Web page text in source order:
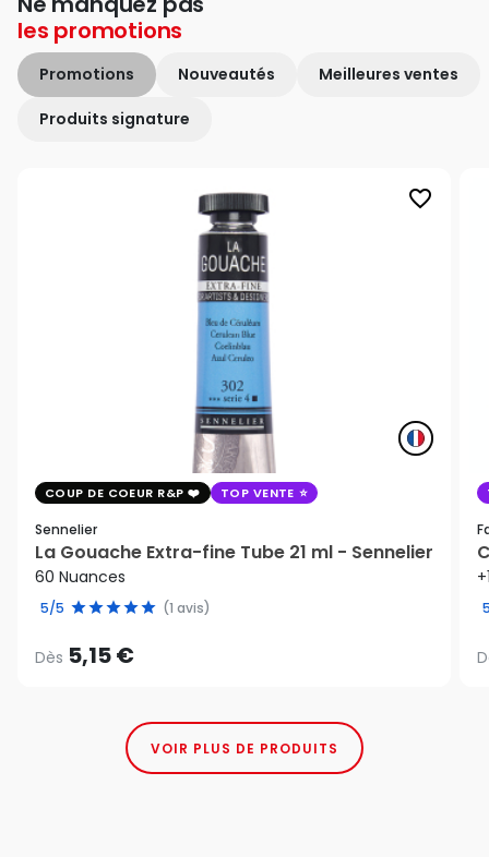
les promotions
Promotions Nouveautés Meilleures ventes
Produits signature
favorite_border
COUP DE COEUR R&P TOP VENTE
Sennelier
La Gouache Extra-fine Tube 21 ml - Sennelier
60 Nuances
5/5 (1 avis)
Dès 5,15 €
VOIR PLUS DE PRODUITS